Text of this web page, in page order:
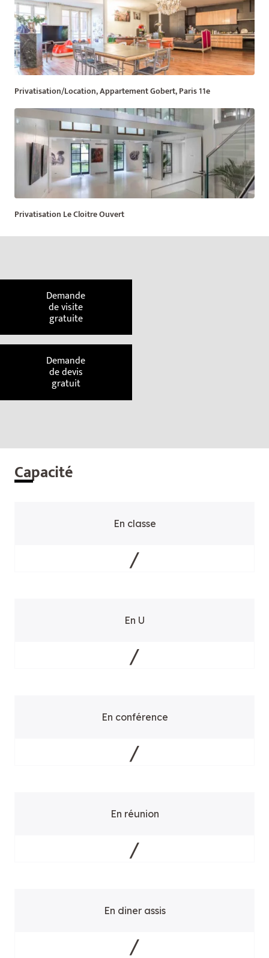
Privatisation/Location, Appartement Gobert, Paris 11e
Privatisation Le Cloitre Ouvert
Demande
de visite
gratuite
Demande
de devis
gratuit
Capacité
En classe
/
En U
/
En conférence
/
En réunion
/
En diner assis
/